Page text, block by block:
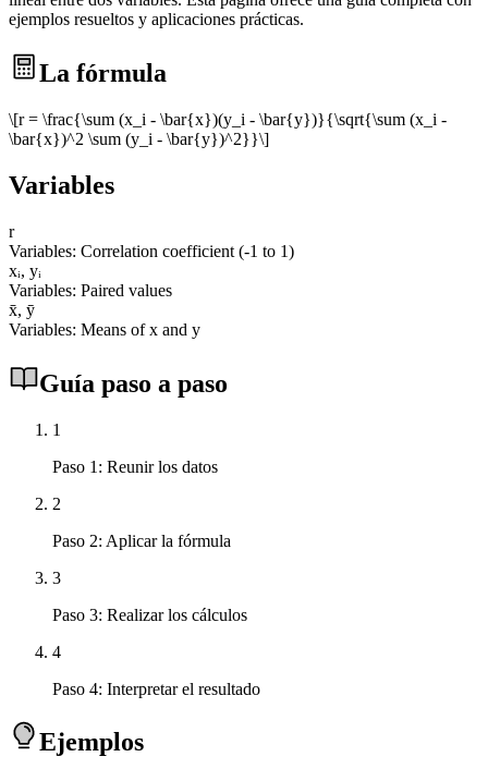
ejemplos resueltos y aplicaciones prácticas.
La fórmula
\[r = \frac{\sum (x_i - \bar{x})(y_i - \bar{y})}{\sqrt{\sum (x_i -
\bar{x})^2 \sum (y_i - \bar{y})^2}}\]
Variables
r
Variables: Correlation coefficient (-1 to 1)
xᵢ, yᵢ
Variables: Paired values
x̄, ȳ
Variables: Means of x and y
Guía paso a paso
1
Paso 1: Reunir los datos
2
Paso 2: Aplicar la fórmula
3
Paso 3: Realizar los cálculos
4
Paso 4: Interpretar el resultado
Ejemplos